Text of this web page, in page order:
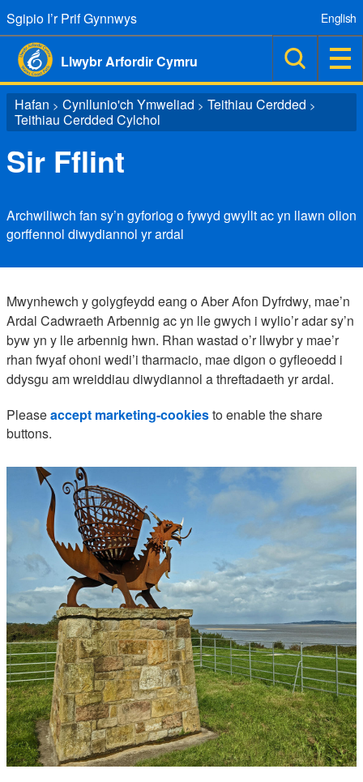
Sgipio I’r Prif Gynnwys
Llwybr Arfordir Cymru
English
Hafan > Cynllunio'ch Ymweliad > Teithiau Cerdded >
Teithiau Cerdded Cylchol
Sir Fflint
Archwiliwch fan sy’n gyforiog o fywyd gwyllt ac yn llawn olion
gorffennol diwydiannol yr ardal
Mwynhewch y golygfeydd eang o Aber Afon Dyfrdwy, mae’n
Ardal Cadwraeth Arbennig ac yn lle gwych i wylio’r adar sy’n
byw yn y lle arbennig hwn. Rhan wastad o’r llwybr y mae’r
rhan fwyaf ohoni wedi’i tharmacio, mae digon o gyfleoedd i
ddysgu am wreiddiau diwydiannol a threftadaeth yr ardal.
Pleaseaccept marketing-cookiesto enable the share
buttons.